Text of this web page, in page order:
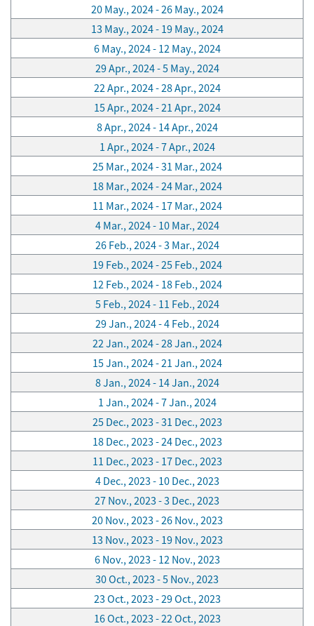
20 May., 2024 - 26 May., 2024
13 May., 2024 - 19 May., 2024
6 May., 2024 - 12 May., 2024
29 Apr., 2024 - 5 May., 2024
22 Apr., 2024 - 28 Apr., 2024
15 Apr., 2024 - 21 Apr., 2024
8 Apr., 2024 - 14 Apr., 2024
1 Apr., 2024 - 7 Apr., 2024
25 Mar., 2024 - 31 Mar., 2024
18 Mar., 2024 - 24 Mar., 2024
11 Mar., 2024 - 17 Mar., 2024
4 Mar., 2024 - 10 Mar., 2024
26 Feb., 2024 - 3 Mar., 2024
19 Feb., 2024 - 25 Feb., 2024
12 Feb., 2024 - 18 Feb., 2024
5 Feb., 2024 - 11 Feb., 2024
29 Jan., 2024 - 4 Feb., 2024
22 Jan., 2024 - 28 Jan., 2024
15 Jan., 2024 - 21 Jan., 2024
8 Jan., 2024 - 14 Jan., 2024
1 Jan., 2024 - 7 Jan., 2024
25 Dec., 2023 - 31 Dec., 2023
18 Dec., 2023 - 24 Dec., 2023
11 Dec., 2023 - 17 Dec., 2023
4 Dec., 2023 - 10 Dec., 2023
27 Nov., 2023 - 3 Dec., 2023
20 Nov., 2023 - 26 Nov., 2023
13 Nov., 2023 - 19 Nov., 2023
6 Nov., 2023 - 12 Nov., 2023
30 Oct., 2023 - 5 Nov., 2023
23 Oct., 2023 - 29 Oct., 2023
16 Oct., 2023 - 22 Oct., 2023